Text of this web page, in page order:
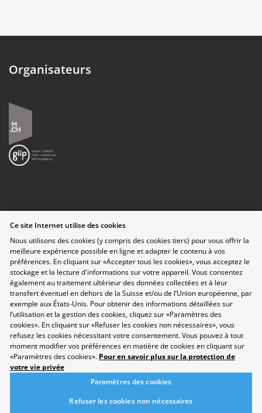
Organisateurs
Disclaimer
Contact
Paramètres des cookies
Développement durable
Salon
Domaines professionnels
Répertoire
Newsletter
Suggestions
Exposants
Conférences
Points forts
Espace Enseignants
Suivez-nous sur les réseaux sociaux
Ce site Internet utilise des cookies
Nous utilisons des cookies (y compris des cookies tiers) pour vous offrir la
meilleure expérience possible en ligne et adapter le contenu à vos
préférences. En cliquant sur «Accepter tous les cookies», vous acceptez le
stockage et la lecture d'informations sur votre appareil. Vous consentez
également au traitement ultérieur des données collectées et à leur
transfert éventuel en dehors de la Suisse et/ou de l’Union européenne, par
exemple aux États-Unis. Pour obtenir des informations détaillées sur
l’utilisation et la gestion des cookies, cliquez sur «Paramètres des
cookies». En cliquant sur «Refuser les cookies non nécessaires», vous
refusez les cookies nécessitant votre consentement. Vous pouvez à tout
moment modifier vos préférences en matière de cookies en cliquant sur
«Paramètres des cookies». Pour en savoir plus sur la protection de
votre vie privée
Paramètres des cookies
Refuser les cookies non nécessaires